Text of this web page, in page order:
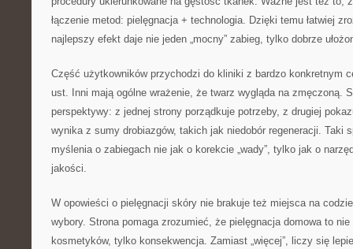
łączenie metod: pielęgnacja + technologia. Dzięki temu łatwiej
najlepszy efekt daje nie jeden „mocny” zabieg, tylko dobrze
Część użytkowników przychodzi do kliniki z bardzo konkretnym
ust. Inni mają ogólne wrażenie, że twarz wygląda na zmęczoną.
perspektywy: z jednej strony porządkuje potrzeby, z drugiej
wynika z sumy drobiazgów, takich jak niedobór regeneracji. Taki
myślenia o zabiegach nie jak o korekcie „wady”, tylko jak o
jakości.
W opowieści o pielęgnacji skóry nie brakuje też miejsca na
wybory. Strona pomaga zrozumieć, że pielęgnacja domowa to
kosmetyków, tylko konsekwencja. Zamiast „więcej”, liczy się